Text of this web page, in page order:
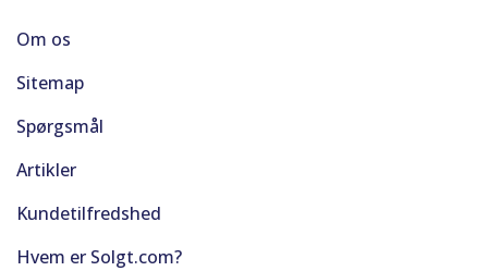
Om os
Sitemap
Spørgsmål
Artikler
Kundetilfredshed
Hvem er Solgt.com?